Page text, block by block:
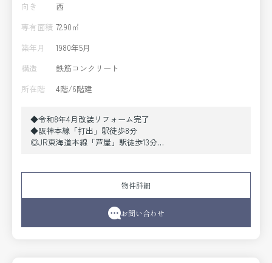
向き
西
専有面積 72.90㎡
築年月
1980年5月
構造
鉄筋コンクリート
所在階
4階/6階建
◆令和8年4月改装リフォーム完了
◆阪神本線「打出」駅徒歩8分
◎JR東海道本線「芦屋」駅徒歩13分
《改装リフォーム内容》
●システムキッチン交換（食洗機付き）●ユニットバス交
換、洗面化粧台交換●トイレ交換●建具交換●配管更新●
フローリング貼替え●クロス貼替え
物件詳細
お問い合わせ